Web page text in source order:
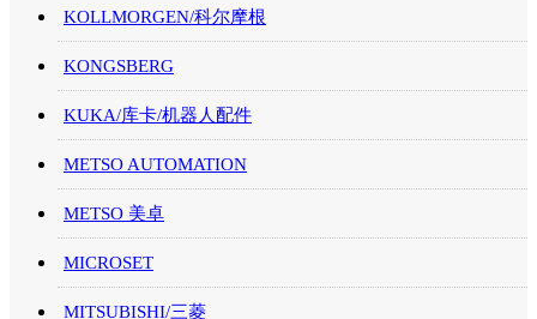
KOLLMORGEN/科尔摩根
KONGSBERG
KUKA/库卡/机器人配件
METSO AUTOMATION
METSO 美卓
MICROSET
MITSUBISHI/三菱